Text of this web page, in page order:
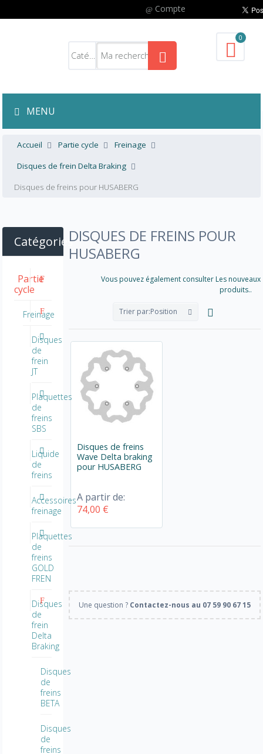
Compte
0
MENU
Accueil Partie cycle
Freinage
Disques de frein Delta Braking
Disques de freins pour HUSABERG
DISQUES DE FREINS POUR
HUSABERG
Vous pouvez également consulter Les nouveaux
produits..
Trier par:Position
Disques de freins
Wave Delta braking
pour HUSABERG
A partir de:
74,00 €
Une question ? Contactez-nous au 07 59 90 67 15
Catégories
Partie
cycle
Freinage
Disques
de
frein
JT
Plaquettes
de
freins
SBS
Liquide
de
freins
Accessoires
freinage
Plaquettes
de
freins
GOLD
FREN
Disques
de
frein
Delta
Braking
Disques
de
freins
BETA
Disques
de
freins